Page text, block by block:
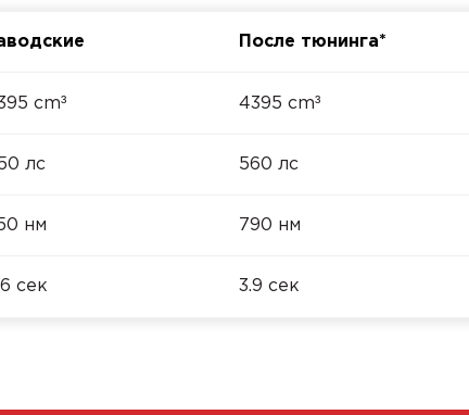
После тюнинга*
cm³ 4395 cm³
лс 560 лс
нм 790 нм
сек 3.9 сек